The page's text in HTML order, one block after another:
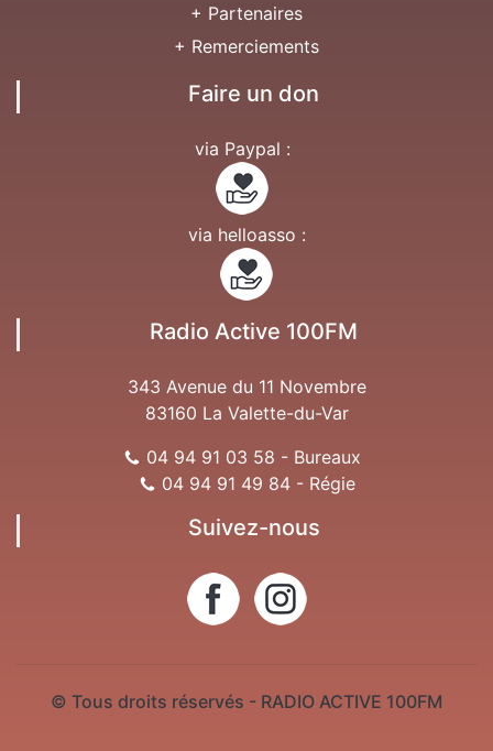
+ Partenaires
+ Remerciements
Faire un don
via Paypal :
via helloasso :
Radio Active 100FM
343 Avenue du 11 Novembre
83160 La Valette-du-Var
04 94 91 03 58 - Bureaux
04 94 91 49 84 - Régie
Suivez-nous
© Tous droits réservés - RADIO ACTIVE 100FM